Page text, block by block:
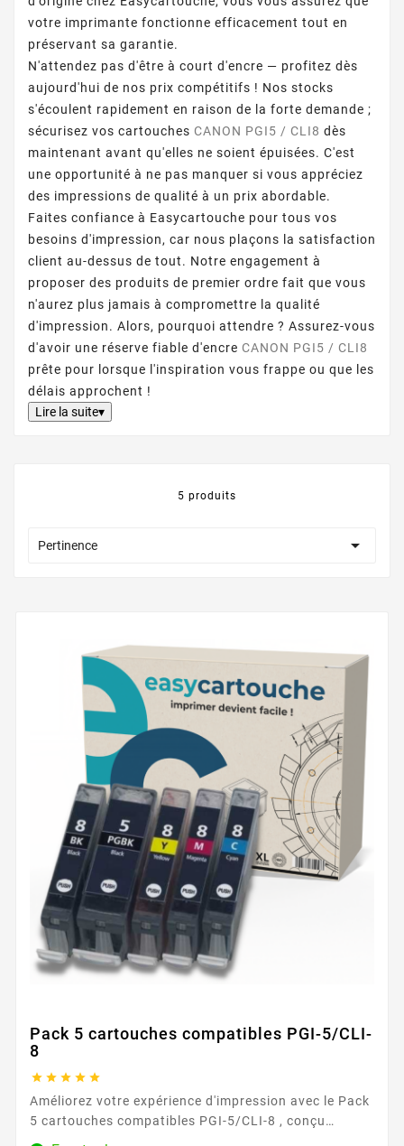
votre imprimante fonctionne efficacement tout en
préservant sa garantie.
N'attendez pas d'être à court d'encre — profitez dès
aujourd'hui de nos prix compétitifs ! Nos stocks
s'écoulent rapidement en raison de la forte demande ;
sécurisez vos cartouches CANON PGI5 / CLI8 dès
maintenant avant qu'elles ne soient épuisées. C'est
une opportunité à ne pas manquer si vous appréciez
des impressions de qualité à un prix abordable.
Faites confiance à Easycartouche pour tous vos
besoins d'impression, car nous plaçons la satisfaction
client au-dessus de tout. Notre engagement à
proposer des produits de premier ordre fait que vous
n'aurez plus jamais à compromettre la qualité
d'impression. Alors, pourquoi attendre ? Assurez-vous
d'avoir une réserve fiable d'encre CANON PGI5 / CLI8
prête pour lorsque l'inspiration vous frappe ou que les
délais approchent !
Lire la suite▾
5 produits
Pertinence 
Pack 5 cartouches compatibles PGI-5/CLI-
8
    
Améliorez votre expérience d'impression avec le Pack
5 cartouches compatibles PGI-5/CLI-8 , conçu
spécifiquement pour les imprimantes Canon. Chez